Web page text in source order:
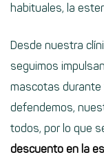
habituales, la
Desde nuestra
seguimos
mascotas durante
defendemos,
todos, por lo que
descuento en la